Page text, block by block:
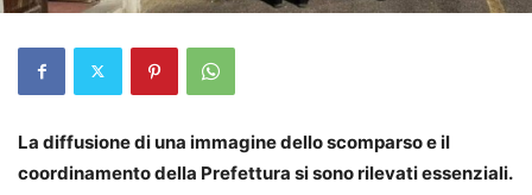
La diffusione di una immagine dello scomparso e il
coordinamento della Prefettura si sono rilevati essenziali.